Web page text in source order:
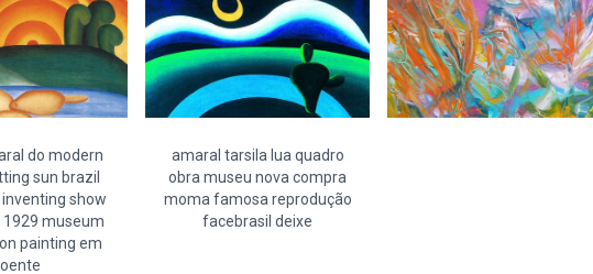
do modern
sun brazil
show
museum
painting em
amaral tarsila lua quadro
obra museu nova compra
moma famosa reprodução
facebrasil deixe